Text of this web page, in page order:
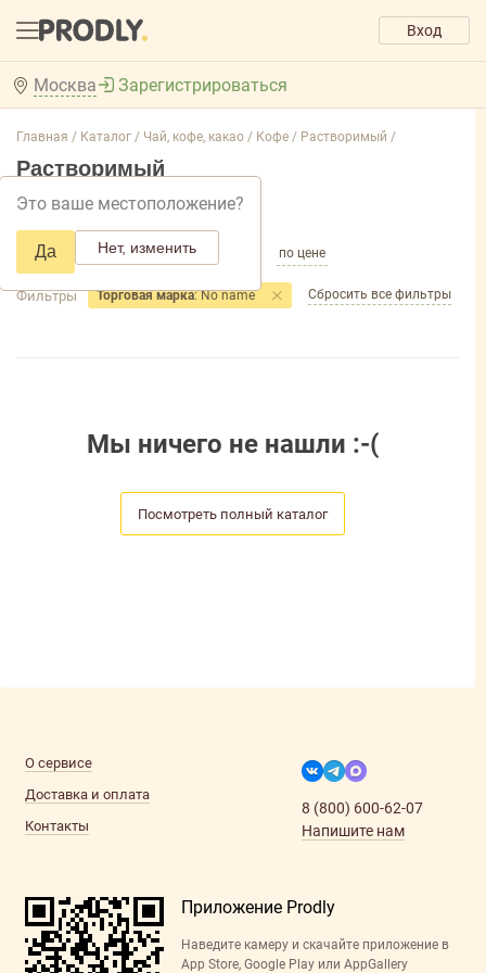
Вход
Москва
Это ваше местоположение?
Да Нет, изменить
Зарегистрироваться
Главная / Каталог / Чай, кофе, какао / Кофе / Растворимый /
Растворимый
Добавить фильтр товаров
по популярности по названию по цене
Фильтры Торговая марка: No name Сбросить все фильтры
Мы ничего не нашли :-(
Посмотреть полный каталог
О сервисе
Доставка и оплата
Контакты
8 (800) 600-62-07
Напишите нам
Приложение Prodly
Наведите камеру и скачайте приложение в
App Store, Google Play или AppGallery